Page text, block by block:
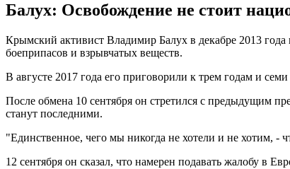
Балух: Освобождение не стоит
Крымский активист Владимир Балух в декабре 2013
боеприпасов и взрывчатых веществ.
В августе 2017 года его приговорили к трем годам и
После обмена 10 сентября он стретился с предыдущим
станут последними.
"Единственное, чего мы никогда не хотели и не хотим, -
12 сентября он сказал, что намерен подавать жалобу в